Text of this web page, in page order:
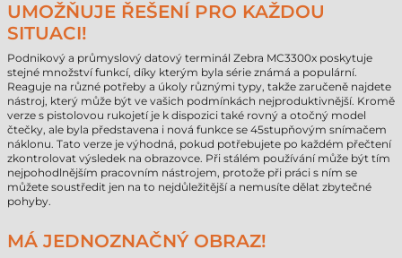
UMOŽŇUJE ŘEŠENÍ PRO KAŽDOU
SITUACI!
Podnikový a průmyslový datový terminál Zebra MC3300x poskytuje
stejné množství funkcí, díky kterým byla série známá a populární.
Reaguje na různé potřeby a úkoly různými typy, takže zaručeně najdete
nástroj, který může být ve vašich podmínkách nejproduktivnější. Kromě
verze s pistolovou rukojetí je k dispozici také rovný a otočný model
čtečky, ale byla představena i nová funkce se 45stupňovým snímačem
náklonu. Tato verze je výhodná, pokud potřebujete po každém přečtení
zkontrolovat výsledek na obrazovce. Při stálém používání může být tím
nejpohodlnějším pracovním nástrojem, protože při práci s ním se
můžete soustředit jen na to nejdůležitější a nemusíte dělat zbytečné
pohyby.
MÁ JEDNOZNAČNÝ OBRAZ!